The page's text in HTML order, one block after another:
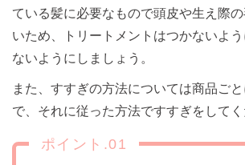
ている髪に必要なもので頭皮や生え際
いため、トリートメントはつかないよ
ないようにしましょう。
また、すすぎの方法については商品ご
で、それに従った方法ですすぎをしてく
ポイント.01